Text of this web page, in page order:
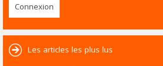
Les articles les plus lus